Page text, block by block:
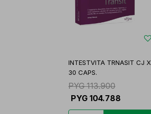
INTESTVITA TRNASIT CJ X
30 CAPS.
PYG 113.900
PYG 104.788